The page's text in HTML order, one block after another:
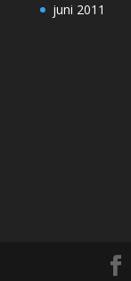
juni 2011